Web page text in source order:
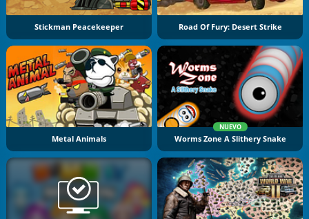
Stickman Peacekeeper Road Of Fury: Desert Strike
Metal Animals
NUEVO
Worms Zone A Slithery Snake